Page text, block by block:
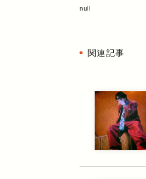
null
関連記事